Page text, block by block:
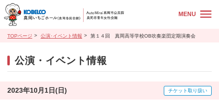
MENU
TOPページ 公演･イベント情報 第１４回 真岡高等学校OB吹奏楽団定期演奏会
公演・イベント情報
2023年10月1日(日) チケット取り扱い